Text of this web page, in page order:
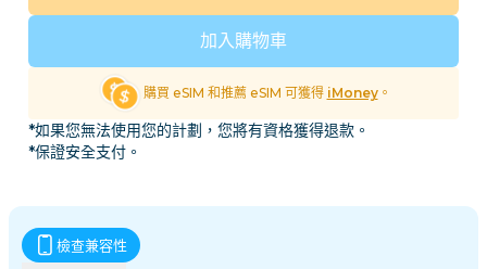
加入購物車
購買 eSIM 和推薦 eSIM 可獲得 iMoney。
*如果您無法使用您的計劃，您將有資格獲得退款。
*保證安全支付。
檢查兼容性